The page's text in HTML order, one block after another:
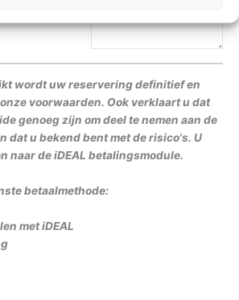
wordt uw reservering definitief en
voorwaarden. Ook verklaart u dat
genoeg zijn om deel te nemen aan de
dat u bekend bent met de risico's. U
naar de iDEAL betalingsmodule.
betaalmethode:
met iDEAL